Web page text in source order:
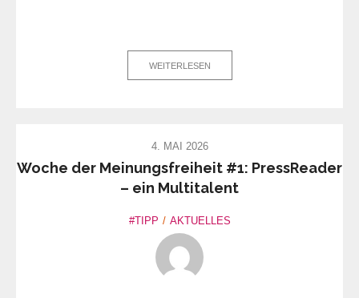
WEITERLESEN
4. MAI 2026
Woche der Meinungsfreiheit #1: PressReader
– ein Multitalent
#TIPP AKTUELLES